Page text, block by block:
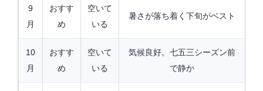
9
月
おすす
め
空いて
いる
暑さが落ち着く下旬がベスト
10
月
おすす
め
空いて
いる
気候良好。七五三シーズン前
で静か